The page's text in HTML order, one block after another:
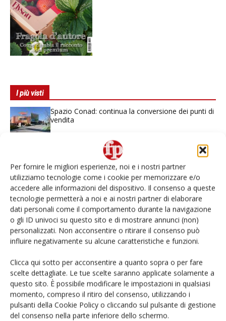
Per fornire le migliori esperienze, noi e i nostri partner
utilizziamo tecnologie come i cookie per memorizzare e/o
accedere alle informazioni del dispositivo. Il consenso a queste
tecnologie permetterà a noi e ai nostri partner di elaborare
dati personali come il comportamento durante la navigazione
o gli ID univoci su questo sito e di mostrare annunci (non)
personalizzati. Non acconsentire o ritirare il consenso può
influire negativamente su alcune caratteristiche e funzioni.
Clicca qui sotto per acconsentire a quanto sopra o per fare
scelte dettagliate. Le tue scelte saranno applicate solamente a
questo sito. È possibile modificare le impostazioni in qualsiasi
momento, compreso il ritiro del consenso, utilizzando i
pulsanti della Cookie Policy o cliccando sul pulsante di gestione
del consenso nella parte inferiore dello schermo.
I più visti
Spazio Conad: continua la conversione dei punti di
vendita
Non è una susina: è Metis… e può rivoluzionare la
L’ortofrutta di Extra Supermercati tra localismo e
Ai #Repartofresh
Andamento prezzi ortofrutta in Italia al 27 luglio
2026
Leonardo Odorizzi: “Dobbiamo creare stupore nel
punto di vendita” #vocidellortofrutta